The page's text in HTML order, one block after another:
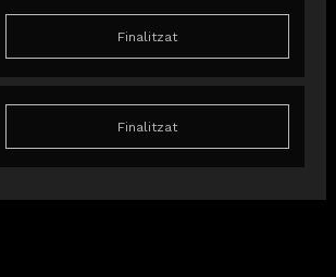
Finalitzat
Finalitzat